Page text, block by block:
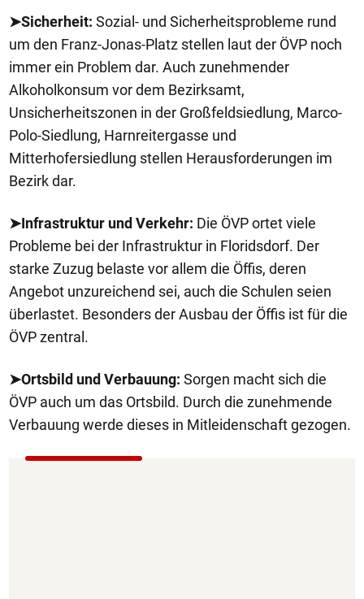
➤Sicherheit: Sozial- und Sicherheitsprobleme rund
um den Franz-Jonas-Platz stellen laut der ÖVP noch
immer ein Problem dar. Auch zunehmender
Alkoholkonsum vor dem Bezirksamt,
Unsicherheitszonen in der Großfeldsiedlung, Marco-
Polo-Siedlung, Harnreitergasse und
Mitterhofersiedlung stellen Herausforderungen im
Bezirk dar.
➤Infrastruktur und Verkehr: Die ÖVP ortet viele
Probleme bei der Infrastruktur in Floridsdorf. Der
starke Zuzug belaste vor allem die Öffis, deren
Angebot unzureichend sei, auch die Schulen seien
überlastet. Besonders der Ausbau der Öffis ist für die
ÖVP zentral.
➤Ortsbild und Verbauung: Sorgen macht sich die
ÖVP auch um das Ortsbild. Durch die zunehmende
Verbauung werde dieses in Mitleidenschaft gezogen.